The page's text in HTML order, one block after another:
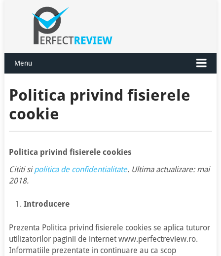
Menu
Politica privind fisierele
cookie
Politica privind fisierele cookies
Cititi sipolitica de confidentialitate. Ultima actualizare: mai
2018.
Introducere
Prezenta Politica privind fisierele cookies se aplica tuturor
utilizatorilor paginii de internet www.perfectreview.ro.
Informatiile prezentate in continuare au ca scop